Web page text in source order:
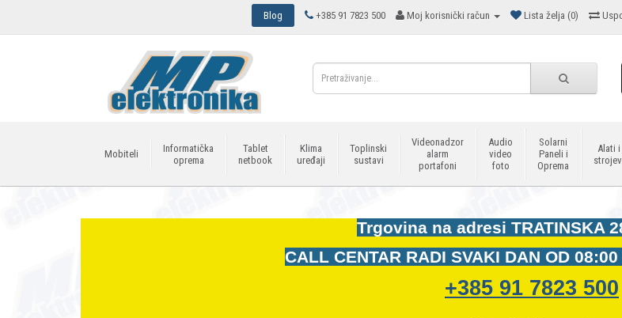
Blog +385 91 7823 500 Moj korisnički račun Lista želja (0)
Mobiteli
Informatička
oprema
Tablet
netbook
Klima
uređaji
Toplinski
sustavi
Videonadzor
alarm
portafoni
Audio
video
foto
Solarni
Paneli i
Oprema
Alati i
Trgovina na adresi TRATINSKA
CALL CENTAR RADI SVAKI DAN OD 08:00
+385 91 7823 500